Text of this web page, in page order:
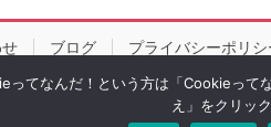
ブログ プライバシーポリシ
© ルビーパソコン教室｜徳島市｜あ
てなんだ！という方は「Cookieっ
え」をクリッ